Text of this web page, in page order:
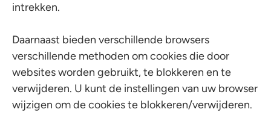
intrekken.
Daarnaast bieden verschillende browsers
verschillende methoden om cookies die door
websites worden gebruikt, te blokkeren en te
verwijderen. U kunt de instellingen van uw browser
wijzigen om de cookies te blokkeren/verwijderen.